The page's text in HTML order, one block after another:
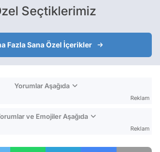
Seçtiklerimiz
Fazla Sana Özel İçerikler
Yorumlar Aşağıda
Reklam
ve Emojiler Aşağıda
Reklam